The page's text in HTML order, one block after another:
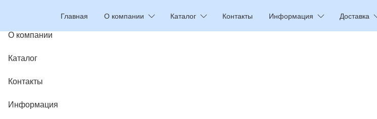
О компании
Каталог
Контакты
Информация
Главная О компании Каталог Контакты Информация Доставка